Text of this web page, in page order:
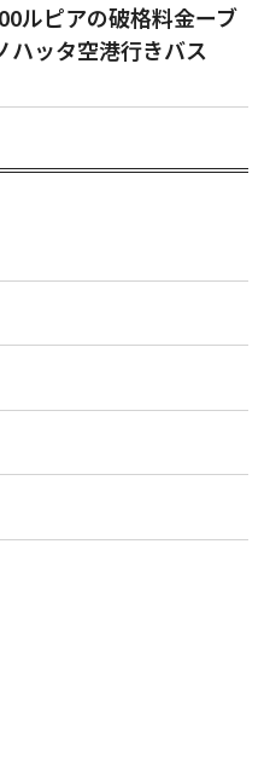
ルピアの破格料金ーブ
ッタ空港行きバス